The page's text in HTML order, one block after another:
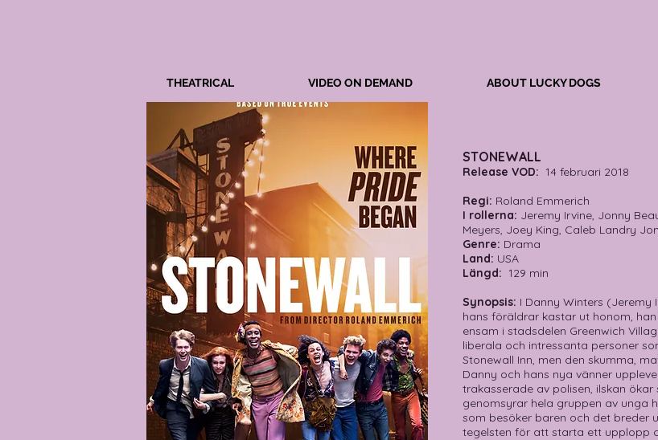
THEATRICAL VIDEO ON DEMAND ABOUT LUCKY DOGS
STONEWALL
Release VOD: 14 februari 2018
Regi: Roland Emmerich
I rollerna: Jeremy Irvine, Jonny
Meyers, Joey King, Caleb Landry
Genre: Drama
Land: USA
Längd: 129 min
Synopsis: I Danny Winters
hans föräldrar kastar ut honom,
ensam i stadsdelen Greenwich
liberala och intressanta personer
Stonewall Inn, men den skumma,
Danny och hans nya vänner
trakasserade av polisen, ilskan
genomsyrar hela gruppen av unga
som besöker baren och det breder
tegelsten för att starta ett upplopp